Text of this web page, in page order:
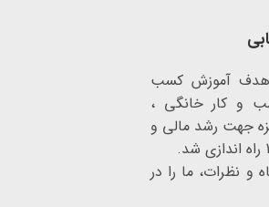
هدف آموزش کسب
و کار خانگی ،
جهت رشد مالی و
و نظرات، ما را در